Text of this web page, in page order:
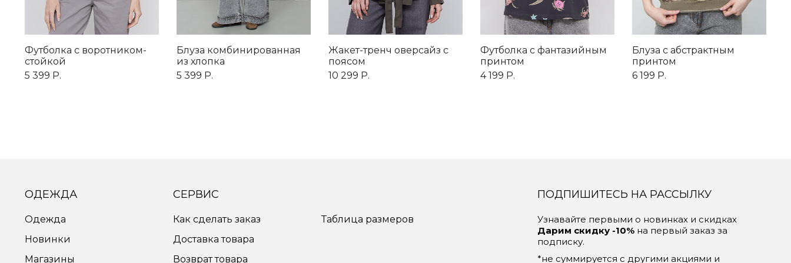
Футболка c воротником-
стойкой
5 399 Р.
Блуза комбинированная
из хлопка
5 399 Р.
Жакет-тренч оверсайз с
поясом
10 299 Р.
Футболка с фантазийным
принтом
4 199 Р.
Блуза с абстрактным
принтом
6 199 Р.
ОДЕЖДА
Одежда
Новинки
Магазины
СЕРВИС
Как сделать заказ
Доставка товара
Возврат товара
Таблица размеров
ПОДПИШИТЕСЬ НА РАССЫЛКУ
Узнавайте первыми о новинках и скидках
Дарим скидку -10% на первый заказ за
подписку.
*не суммируется с другими акциями и